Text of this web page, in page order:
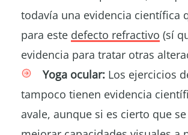
todavía una evidencia científica
para este defecto refractivo (sí
evidencia para tratar otras
Yoga ocular: Los ejercicios
tampoco tienen evidencia
avale, aunque si es cierto que